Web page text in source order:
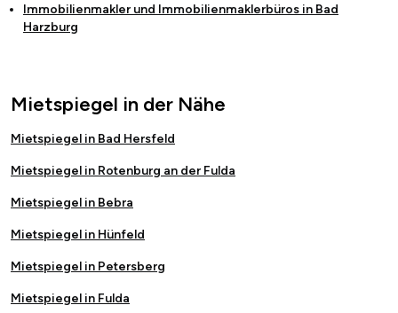
Immobilienmakler und Immobilienmaklerbüros in Bad
Harzburg
Mietspiegel in der Nähe
Mietspiegel in Bad Hersfeld
Mietspiegel in Rotenburg an der Fulda
Mietspiegel in Bebra
Mietspiegel in Hünfeld
Mietspiegel in Petersberg
Mietspiegel in Fulda